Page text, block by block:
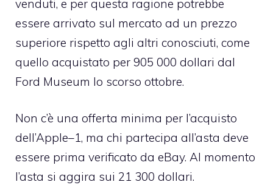
venduti, e per questa ragione potrebbe
essere arrivato sul mercato ad un prezzo
superiore rispetto agli altri conosciuti, come
quello acquistato per 905 000 dollari dal
Ford Museum lo scorso ottobre.
Non c’è una offerta minima per l’acquisto
dell’Apple–1, ma chi partecipa all’asta deve
essere prima verificato da eBay. Al momento
l’asta si aggira sui 21 300 dollari.